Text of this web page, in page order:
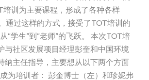
培训为主要课程，形成了各种各样
通过这样的方式，接受了TOT培训的
“学生”到“老师”的飞跃。 本次TOT培
与社区发展项目经理彭奎和中国环境
纳主任指导，主要想从以下两个方面
为培训者： 彭奎博士（左）和珍妮弗